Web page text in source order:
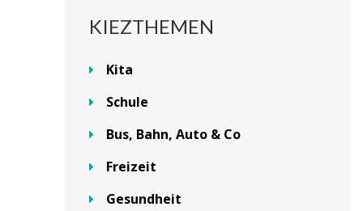
KIEZTHEMEN
Kita
Schule
Bus, Bahn, Auto & Co
Freizeit
Gesundheit